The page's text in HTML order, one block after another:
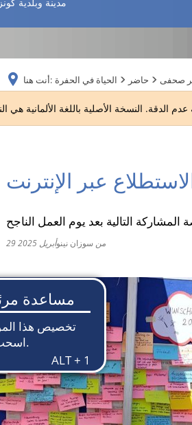
أنت هنا: الحياة في الحفرة حاضر صحفى
عبر الإنترنت
المشاركة التالية بعد يوم العمل الناجح
29 أبريل 2025 من سوزان نينو